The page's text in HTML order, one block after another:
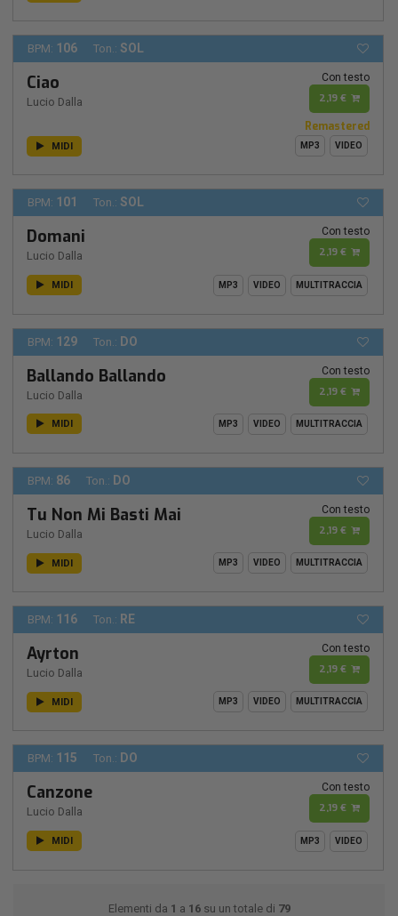
BPM: 106 Ton.: SOL
Ciao
Lucio Dalla
Con testo
2,19 €
Remastered
MIDI MP3 VIDEO
BPM: 101 Ton.: SOL
Domani
Lucio Dalla
Con testo
2,19 €
MIDI MP3 VIDEO MULTITRACCIA
BPM: 129 Ton.: DO
Ballando Ballando
Lucio Dalla
Con testo
2,19 €
MIDI MP3 VIDEO MULTITRACCIA
BPM: 86 Ton.: DO
Tu Non Mi Basti Mai
Lucio Dalla
Con testo
2,19 €
MIDI MP3 VIDEO MULTITRACCIA
BPM: 116 Ton.: RE
Ayrton
Lucio Dalla
Con testo
2,19 €
MIDI MP3 VIDEO MULTITRACCIA
BPM: 115 Ton.: DO
Canzone
Lucio Dalla
Con testo
2,19 €
MIDI MP3 VIDEO
Elementi da 1 a 16su un totale di 79